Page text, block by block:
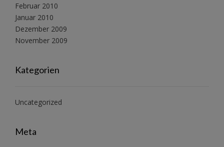
Februar 2010
Januar 2010
Dezember 2009
November 2009
Kategorien
Uncategorized
Meta